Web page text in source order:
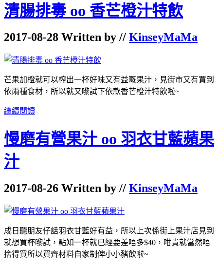
清腸排毒 oo 香芒橙汁特飲
2017-08-28 Written by // KinseyMaMa
芒果加橙就可以榨出一杯好味又有益嘅果汁，見街市又有買到
依兩種食材，所以就又嚟試下依款香芒橙汁特飲啦~
繼續閱讀
慢磨有營果汁 oo 羽衣甘藍蘋果
汁
2017-08-26 Written by // KinseyMaMa
成日聽朋友仔話羽衣甘藍好有益，所以上次係街上果汁店見到
就想買杯嚟試，點知一杯就已經要差唔多$40，咁貴就當然唔
捨得買所以買齊材料自家制俾小小豬飲啦~